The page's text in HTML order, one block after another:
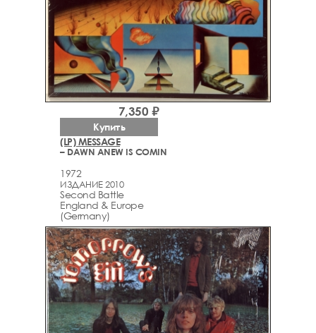
(LP) MESSAGE
– DAWN ANEW IS COMIN
1972
ИЗДАНИЕ 2010
Second Battle
England & Europe
(Germany)
7,350 ₽
Купить